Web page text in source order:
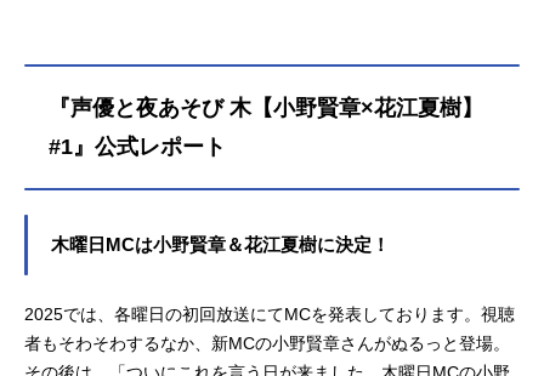
『声優と夜あそび 木【小野賢章×花江夏樹】
#1』公式レポート
木曜日MCは小野賢章＆花江夏樹に決定！
2025では、各曜日の初回放送にてMCを発表しております。視聴
者もそわそわするなか、新MCの小野賢章さんがぬるっと登場。
その後は、「ついにこれを言う日が来ました。木曜日MCの小野